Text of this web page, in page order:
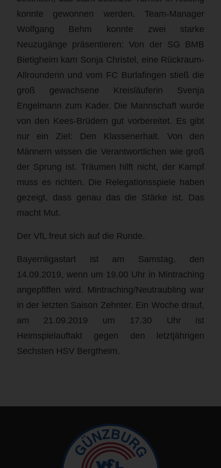
konnte gewonnen werden. Team-Manager
Wolfgang Behm konnte zwei starke
Neuzugänge präsentieren: Von der SG BMB
Bietigheim kam Sonja Christel, eine Rückraum-
Allrounderin und vom FC Burlafingen stieß die
groß gewachsene Kreisläuferin Svenja
Engelmann zum Kader. Die Mannschaft wurde
von den Kees-Brüdern gut vorbereitet. Es gibt
nur ein Ziel: Den Klassenerhalt. Von den
Männern wissen die Verantwortlichen wie groß
der Sprung ist. Träumen hilft nicht, der Kampf
muss es richten. Die Relegationsspiele haben
gezeigt, dass genau das die Stärke ist. Das
macht Mut.
Der VfL freut sich auf die Runde.
Bayernligastart ist am Samstag, den
14.09.2019, wenn um 19.00 Uhr in Mintraching
angepfiffen wird. Mintraching/Neutraubling war
in der letzten Saison Zehnter. Ein Woche drauf,
am 21.09.2019 um 17.30 Uhr ist
Heimspielauftakt gegen den letztjährigen
Sechsten HSV Bergtheim.